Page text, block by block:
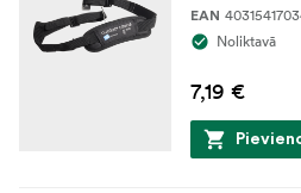
EAN
Noliktavā
7,19 €